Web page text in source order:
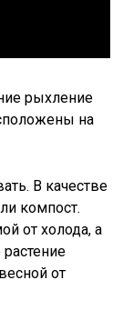
рыхление
на
В качестве
компост.
от холода, а
от